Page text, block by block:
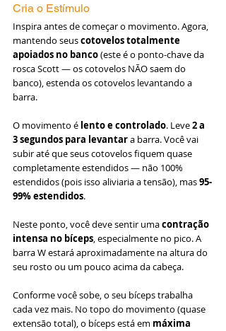
Cria o Estímulo
Inspira antes de começar o movimento. Agora,
mantendo seus cotovelos totalmente
apoiados no banco (este é o ponto-chave da
rosca Scott — os cotovelos NÃO saem do
banco), estenda os cotovelos levantando a
barra.
O movimento é lento e controlado. Leve 2 a
3 segundos para levantar a barra. Você vai
subir até que seus cotovelos fiquem quase
completamente estendidos — não 100%
estendidos (pois isso aliviaria a tensão), mas 95-
99% estendidos.
Neste ponto, você deve sentir uma contração
intensa no bíceps, especialmente no pico. A
barra W estará aproximadamente na altura do
seu rosto ou um pouco acima da cabeça.
Conforme você sobe, o seu bíceps trabalha
cada vez mais. No topo do movimento (quase
extensão total), o bíceps está em máxima